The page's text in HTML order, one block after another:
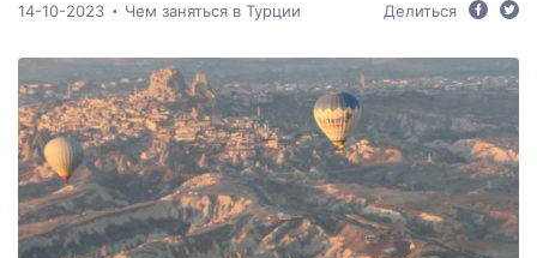
14-10-2023 Чем заняться в Турции Делиться